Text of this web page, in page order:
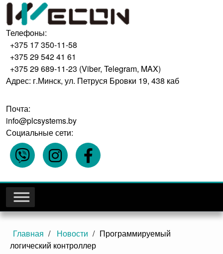
Телефоны:
+375 17 350-11-58
+375 29 542 41 61
+375 29 689-11-23 (Viber, Telegram, MAX)
Адрес: г.Минск, ул. Петруся Бровки 19, 438 каб
Почта:
info@plcsystems.by
Социальные сети:
Главная / Новости / Программируемый
логический контроллер